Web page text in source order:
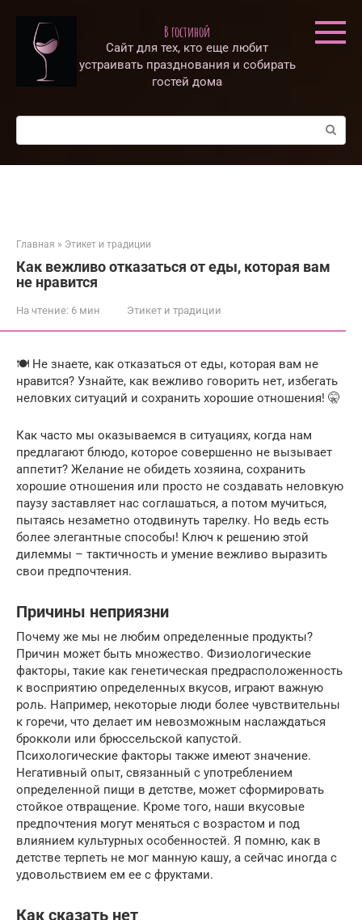
контенту
В гостиной
Сайт для тех, кто еще любит
устраивать празднования и собирать
гостей дома
Поиск:
Главная » Этикет и традиции
Как вежливо отказаться от еды, которая вам
не нравится
На чтение: 6 мин Этикет и традиции
🍽️ Не знаете, как отказаться от еды, которая вам не
нравится? Узнайте, как вежливо говорить нет, избегать
неловких ситуаций и сохранить хорошие отношения! 🤫
Как часто мы оказываемся в ситуациях, когда нам
предлагают блюдо, которое совершенно не вызывает
аппетит? Желание не обидеть хозяина, сохранить
хорошие отношения или просто не создавать неловкую
паузу заставляет нас соглашаться, а потом мучиться,
пытаясь незаметно отодвинуть тарелку. Но ведь есть
более элегантные способы! Ключ к решению этой
дилеммы – тактичность и умение вежливо выразить
свои предпочтения.
Причины неприязни
Почему же мы не любим определенные продукты?
Причин может быть множество. Физиологические
факторы, такие как генетическая предрасположенность
к восприятию определенных вкусов, играют важную
роль. Например, некоторые люди более чувствительны
к горечи, что делает им невозможным наслаждаться
брокколи или брюссельской капустой.
Психологические факторы также имеют значение.
Негативный опыт, связанный с употреблением
определенной пищи в детстве, может сформировать
стойкое отвращение. Кроме того, наши вкусовые
предпочтения могут меняться с возрастом и под
влиянием культурных особенностей. Я помню, как в
детстве терпеть не мог манную кашу, а сейчас иногда с
удовольствием ем ее с фруктами.
Как сказать нет